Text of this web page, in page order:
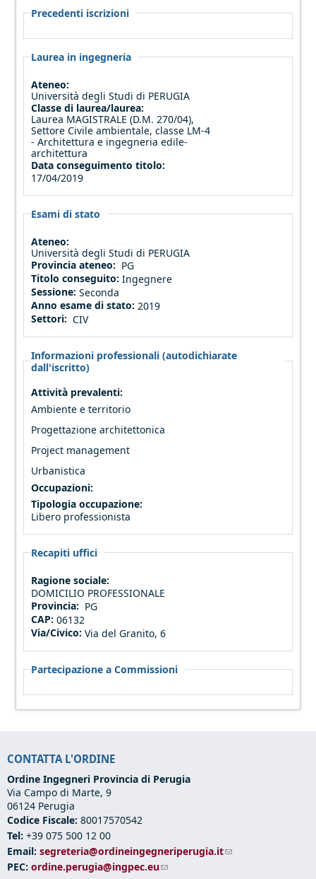
Precedenti iscrizioni
Laurea in ingegneria
Ateneo:
Università degli Studi di PERUGIA
Classe di laurea/laurea:
Laurea MAGISTRALE (D.M. 270/04),
Settore Civile ambientale, classe LM-4
- Architettura e ingegneria edile-
architettura
Data conseguimento titolo:
17/04/2019
Esami di stato
Ateneo:
Università degli Studi di PERUGIA
Provincia ateneo: PG
Titolo conseguito:Ingegnere
Sessione:Seconda
Anno esame di stato: 2019
Settori: CIV
Informazioni professionali (autodichiarate
dall'iscritto)
Attività prevalenti:
Ambiente e territorio
Progettazione architettonica
Project management
Urbanistica
Occupazioni:
Tipologia occupazione:
Libero professionista
Recapiti uffici
Ragione sociale:
DOMICILIO PROFESSIONALE
Provincia: PG
CAP:06132
Via/Civico:Via del Granito, 6
Partecipazione a Commissioni
CONTATTA L'ORDINE
Ordine Ingegneri Provincia di Perugia
Via Campo di Marte, 9
06124 Perugia
Codice Fiscale: 80017570542
Tel: +39 075 500 12 00
Email: segreteria@ordineingegneriperugia.it(link sends e-mail)
PEC: ordine.perugia@ingpec.eu(link sends e-mail)